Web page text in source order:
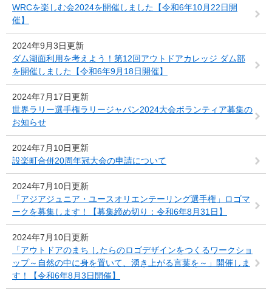
WRCを楽しむ会2024を開催しました【令和6年10月22日開
催】
2024年9月3日更新
ダム湖面利用を考えよう！第12回アウトドアカレッジ ダム部
を開催しました【令和6年9月18日開催】
2024年7月17日更新
世界ラリー選手権ラリージャパン2024大会ボランティア募集の
お知らせ
2024年7月10日更新
設楽町合併20周年冠大会の申請について
2024年7月10日更新
「アジアジュニア・ユースオリエンテーリング選手権」ロゴマ
ークを募集します！【募集締め切り：令和6年8月31日】
2024年7月10日更新
「アウトドアのまち したらのロゴデザインをつくるワークショ
ップ～自然の中に身を置いて、湧き上がる言葉を～」開催しま
す！【令和6年8月3日開催】